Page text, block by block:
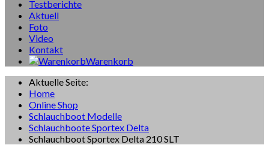
Testberichte
Aktuell
Foto
Video
Kontakt
Warenkorb
Aktuelle Seite:
Home
Online Shop
Schlauchboot Modelle
Schlauchboote Sportex Delta
Schlauchboot Sportex Delta 210 SLT